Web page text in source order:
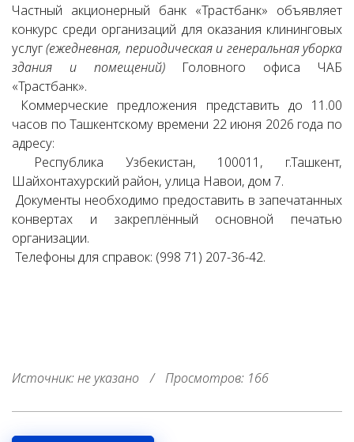
Частный акционерный банк «Трастбанк» объявляет
конкурс среди организaций для оказания клининговых
услуг(ежедневная, периодическая и генеральная уборка
здания и помещений) Головного офиса ЧАБ
«Трастбанк».
Коммерческие предложения представить до 11.00
часов по Ташкентскому времени 22 июня 2026 года по
адресу:
Республика Узбекистан, 100011, г.Ташкент,
Шайхонтахурский район, улица Навои, дом 7.
Документы необходимо предоставить в запечатанных
конвертах и закреплённый основной печатью
организaции.
Телефоны для справок: (998 71) 207-36-42.
Источник: не указано / Просмотров: 166